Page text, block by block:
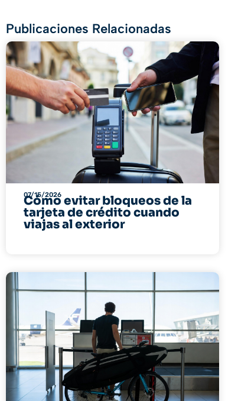
Publicaciones Relacionadas
07/15/2026
Cómo evitar bloqueos de la
tarjeta de crédito cuando
viajas al exterior